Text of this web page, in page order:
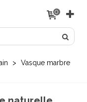
0
>
Vasque marbre